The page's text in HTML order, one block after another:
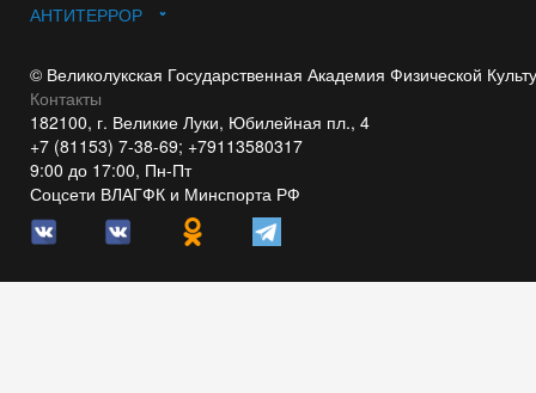
АНТИТЕРРОР
© Великолукская Государственная Академия Физической
Контакты
182100, г. Великие Луки, Юбилейная пл., 4
+7 (81153) 7-38-69; +79113580317
9:00 до 17:00, Пн-Пт
Соцсети ВЛАГФК и Минспорта РФ